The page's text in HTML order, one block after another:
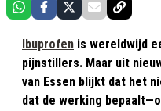
Ibuprofen is wereldwijd
pijnstillers. Maar uit
van Essen blijkt dat het
dat de werking